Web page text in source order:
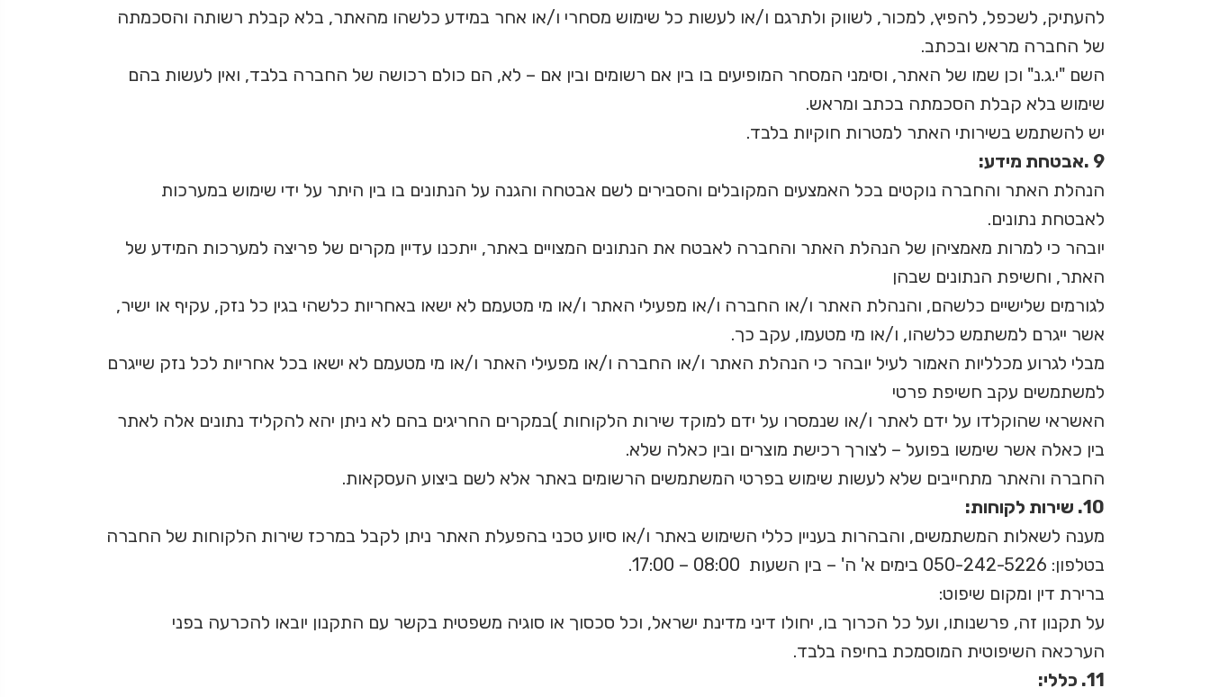
להעתיק, לשכפל, להפיץ, למכור, לשווק ולתרגם ו/או לעשות כל שימוש מסחרי ו/או אחר במידע כלשהו מהאתר, בלא קבלת רשותה והסכמתה
של החברה מראש ובכתב.
השם "י.ג.נ" וכן שמו של האתר, וסימני המסחר המופיעים בו בין אם רשומים ובין אם – לא, הם כולם רכושה של החברה בלבד, ואין לעשות בהם
שימוש בלא קבלת הסכמתה בכתב ומראש.
יש להשתמש בשירותי האתר למטרות חוקיות בלבד.
9 .אבטחת מידע:
הנהלת האתר והחברה נוקטים בכל האמצעים המקובלים והסבירים לשם אבטחה והגנה על הנתונים בו בין היתר על ידי שימוש במערכות
לאבטחת נתונים.
יובהר כי למרות מאמציהן של הנהלת האתר והחברה לאבטח את הנתונים המצויים באתר, ייתכנו עדיין מקרים של פריצה למערכות המידע של
האתר, וחשיפת הנתונים שבהן
לגורמים שלישיים כלשהם, והנהלת האתר ו/או החברה ו/או מפעילי האתר ו/או מי מטעמם לא ישאו באחריות כלשהי בגין כל נזק, עקיף או ישיר,
אשר ייגרם למשתמש כלשהו, ו/או מי מטעמו, עקב כך.
מבלי לגרוע מכלליות האמור לעיל יובהר כי הנהלת האתר ו/או החברה ו/או מפעילי האתר ו/או מי מטעמם לא ישאו בכל אחריות לכל נזק שייגרם
למשתמשים עקב חשיפת פרטי
האשראי שהוקלדו על ידם לאתר ו/או שנמסרו על ידם למוקד שירות הלקוחות )במקרים החריגים בהם לא ניתן יהא להקליד נתונים אלה לאתר
בין כאלה אשר שימשו בפועל – לצורך רכישת מוצרים ובין כאלה שלא.
החברה והאתר מתחייבים שלא לעשות שימוש בפרטי המשתמשים הרשומים באתר אלא לשם ביצוע העסקאות.
10. שירות לקוחות:
מענה לשאלות המשתמשים, והבהרות בעניין כללי השימוש באתר ו/או סיוע טכני בהפעלת האתר ניתן לקבל במרכז שירות הלקוחות של החברה
בטלפון: 050-242-5226 בימים א' ה' – בין השעות 08:00 – 17:00.
ברירת דין ומקום שיפוט:
על תקנון זה, פרשנותו, ועל כל הכרוך בו, יחולו דיני מדינת ישראל, וכל סכסוך או סוגיה משפטית בקשר עם התקנון יובאו להכרעה בפני
הערכאה השיפוטית המוסמכת בחיפה בלבד.
11. כללי: